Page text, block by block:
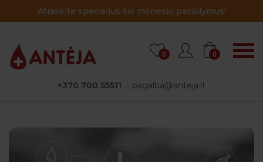
Atraskite specialius šio mėnesio pasiūlymus!
+370 700 55511 pagalba@anteja.lt
0 0